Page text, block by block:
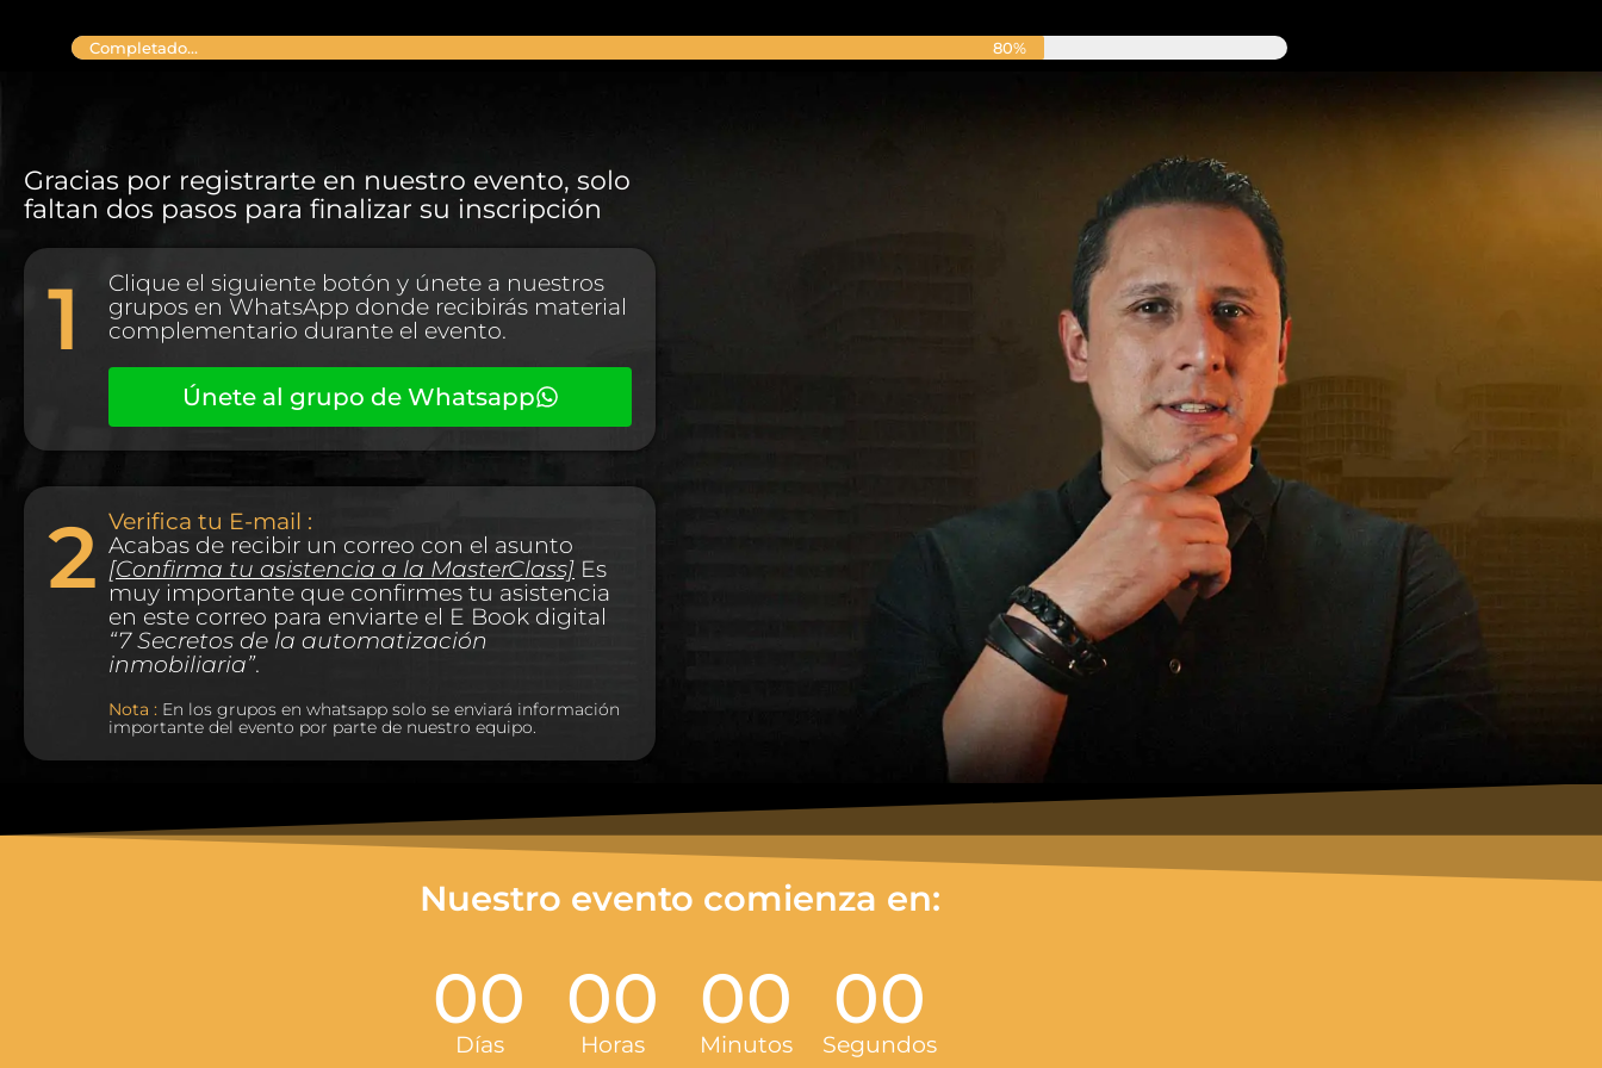
Completado... 80%
Gracias por registrarte en nuestro evento, solo
faltan dos pasos para finalizar su inscripción
1
Clique el siguiente botón y únete a nuestros
grupos en WhatsApp donde recibirás material
complementario durante el evento.
Únete al grupo de Whatsapp
2 Verifica tu E-mail :
Acabas de recibir un correo con el asunto
[Confirma tu asistencia a la MasterClass] Es
muy importante que confirmes tu asistencia
en este correo para enviarte el E Book digital
“7 Secretos de la automatización
inmobiliaria”.
Nota : En los grupos en whatsapp solo se enviará información
importante del evento por parte de nuestro equipo.
Nuestro evento comienza en:
00
Días
00
Horas
00
Minutos
00
Segundos